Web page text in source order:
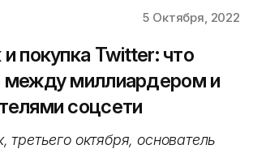
5 Октября, 2022
покупка Twitter: что
между миллиардером и
соцсети
третьего октября, основатель